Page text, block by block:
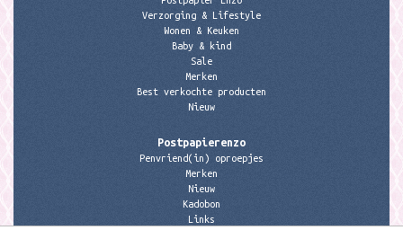
Verzorging & Lifestyle
Wonen & Keuken
Baby & kind
Sale
Merken
Best verkochte producten
Nieuw
Postpapierenzo
Penvriend(in) oproepjes
Merken
Nieuw
Kadobon
Links